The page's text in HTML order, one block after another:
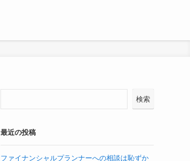
検索
最近の投稿
ファイナンシャルプランナーへの相談は恥ずか